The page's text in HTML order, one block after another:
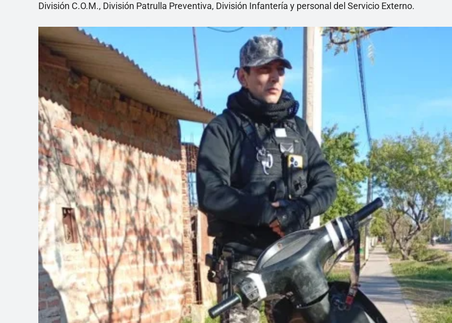
División C.O.M., División Patrulla Preventiva, División Infantería y personal del Servicio Externo.